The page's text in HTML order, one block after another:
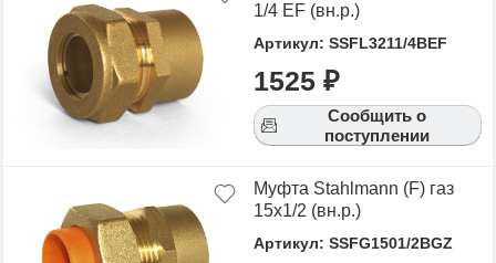
1/4 EF (вн.р.)
Артикул: SSFL3211/4BEF
1525 ₽
Сообщить о
поступлении
Муфта Stahlmann (F) газ
15х1/2 (вн.р.)
Артикул: SSFG1501/2BGZ